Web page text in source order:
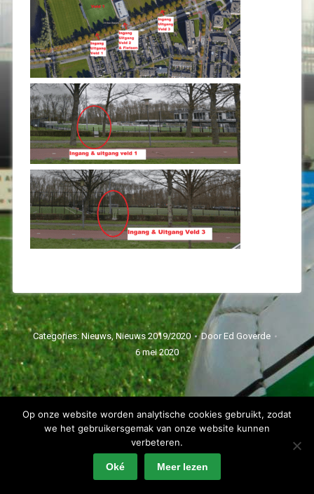
Categories: Nieuws, Nieuws 2019/2020 Door Ed Goverde
6 mei 2020
Spartaan'20 Copyright 2022 - alle rechten voorbehouden
Privacyverklaring
Op onze website worden analytische cookies gebruikt, zodat
we het gebruikersgemak van onze website kunnen
verbeteren.
Oké Meer lezen